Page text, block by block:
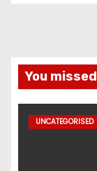
You missed
UNCATEGORISED